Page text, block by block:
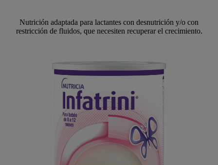
Nutrición adaptada para lactantes con desnutrición y/o con
restricción de fluidos, que necesiten recuperar el crecimiento.